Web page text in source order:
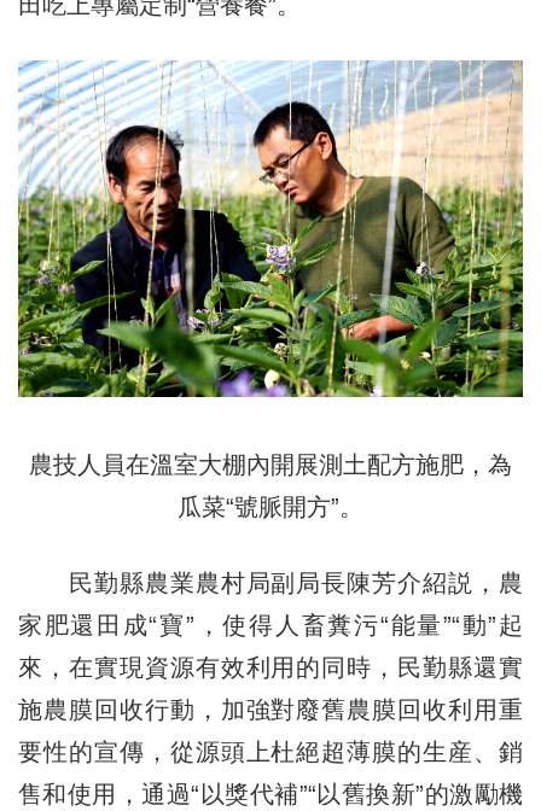
農技人員在溫室大棚內開展測土配方施肥，為
瓜菜“號脈開方”。
民勤縣農業農村局副局長陳芳介紹説，農
家肥還田成“寶”，使得人畜糞污“能量”“動”起
來，在實現資源有效利用的同時，民勤縣還實
施農膜回收行動，加強對廢舊農膜回收利用重
要性的宣傳，從源頭上杜絕超薄膜的生産、銷
售和使用，通過“以獎代補”“以舊換新”的激勵機